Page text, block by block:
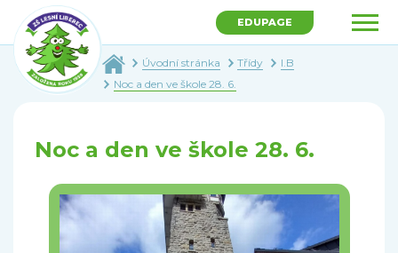
EDUPAGE
Úvodní stránka Třídy
I.B
Noc a den ve škole 28. 6.
Noc a den ve škole 28. 6.